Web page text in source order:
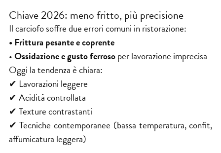
Chiave 2026: meno fritto, più precisione
Il carciofo soffre due errori comuni in ristorazione:
• Frittura pesante e coprente
•Ossidazione e gusto ferrosoper lavorazione imprecisa
Oggi la tendenza è chiara:
✔ Lavorazioni leggere
✔ Acidità controllata
✔ Texture contrastanti
✔ Tecniche contemporanee (bassa temperatura, confit,
affumicatura leggera)